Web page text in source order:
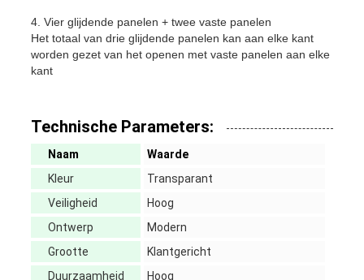
4. Vier glijdende panelen + twee vaste panelen
Het totaal van drie glijdende panelen kan aan elke kant
worden gezet van het openen met vaste panelen aan elke
kant
Technische Parameters:
Naam
Waarde
Kleur
Transparant
Veiligheid
Hoog
Ontwerp
Modern
Grootte
Klantgericht
Duurzaamheid
Hoog